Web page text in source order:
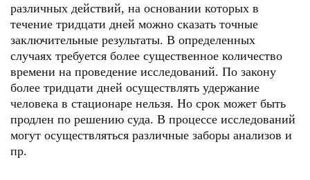
различных действий, на основании которых в
течение тридцати дней можно сказать точные
заключительные результаты. В определенных
случаях требуется более существенное количество
времени на проведение исследований. По закону
более тридцати дней осуществлять удержание
человека в стационаре нельзя. Но срок может быть
продлен по решению суда. В процессе исследований
могут осуществляться различные заборы анализов и
пр.